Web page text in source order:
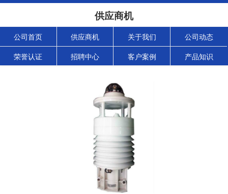
供应商机
公司首页 供应商机 关于我们 公司动态
荣誉认证 招聘中心 客户案例 产品知识